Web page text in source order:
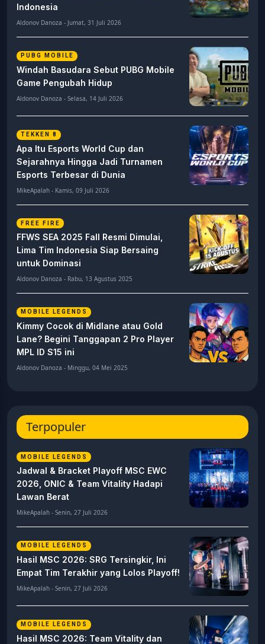
Indonesia
Aldonov Danoza - Jumat, 31 Juli 2026
PUBG MOBILE
Windah Basudara Sebut PUBG Mobile
Game Pengubah Hidup
Aldonov Danoza - Selasa, 14 Juli 2026
TEKKEN 8
Apa Itu Esports World Cup dan
Sejarahnya Hingga Jadi Turnamen
Esports Terbesar di Dunia
MikeApalah - Kamis, 09 Juli 2026
FREE FIRE
FFWS SEA 2025 Fall Resmi Dimulai,
Lima Tim Indonesia Siap Bersaing
untuk Dominasi
Aldonov Danoza - Rabu, 13 Agustus 2025
MOBILE LEGENDS
Kimmy Cocok di Midlane atau Gold
Lane? Begini Tanggapan 2 Pro Player
MPL ID S15 ini
Aldonov Danoza - Minggu, 04 Mei 2025
Terpopuler
MOBILE LEGENDS
Jadwal & Bracket Playoff MSC EWC
2026, ONIC & Team Vitality Hadapi
Lawan Berat
MikeApalah - Senin, 27 Juli 2026
MOBILE LEGENDS
Hasil MSC 2026: SRG Tersingkir, Ini
Empat Tim Terakhir yang Lolos Playoff!
MikeApalah - Senin, 27 Juli 2026
MOBILE LEGENDS
Hasil MSC 2026: Team Vitality dan